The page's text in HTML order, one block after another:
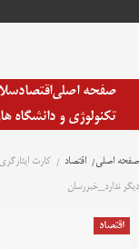
صفحه اصلیاقتصاد
تکنولوژی و دانشگاه ها
صفحه اصلی اقتصاد
دیگر ندارد_خبررسان
اقتصاد